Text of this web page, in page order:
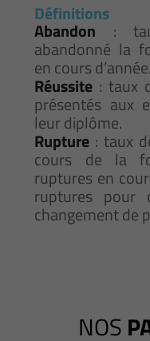
Définitions
Abandon :
abandonné la
en cours d’année.
Réussite : taux
présentés aux
leur diplôme.
Rupture : taux
cours de la
ruptures en
ruptures pour
changement de
NOS